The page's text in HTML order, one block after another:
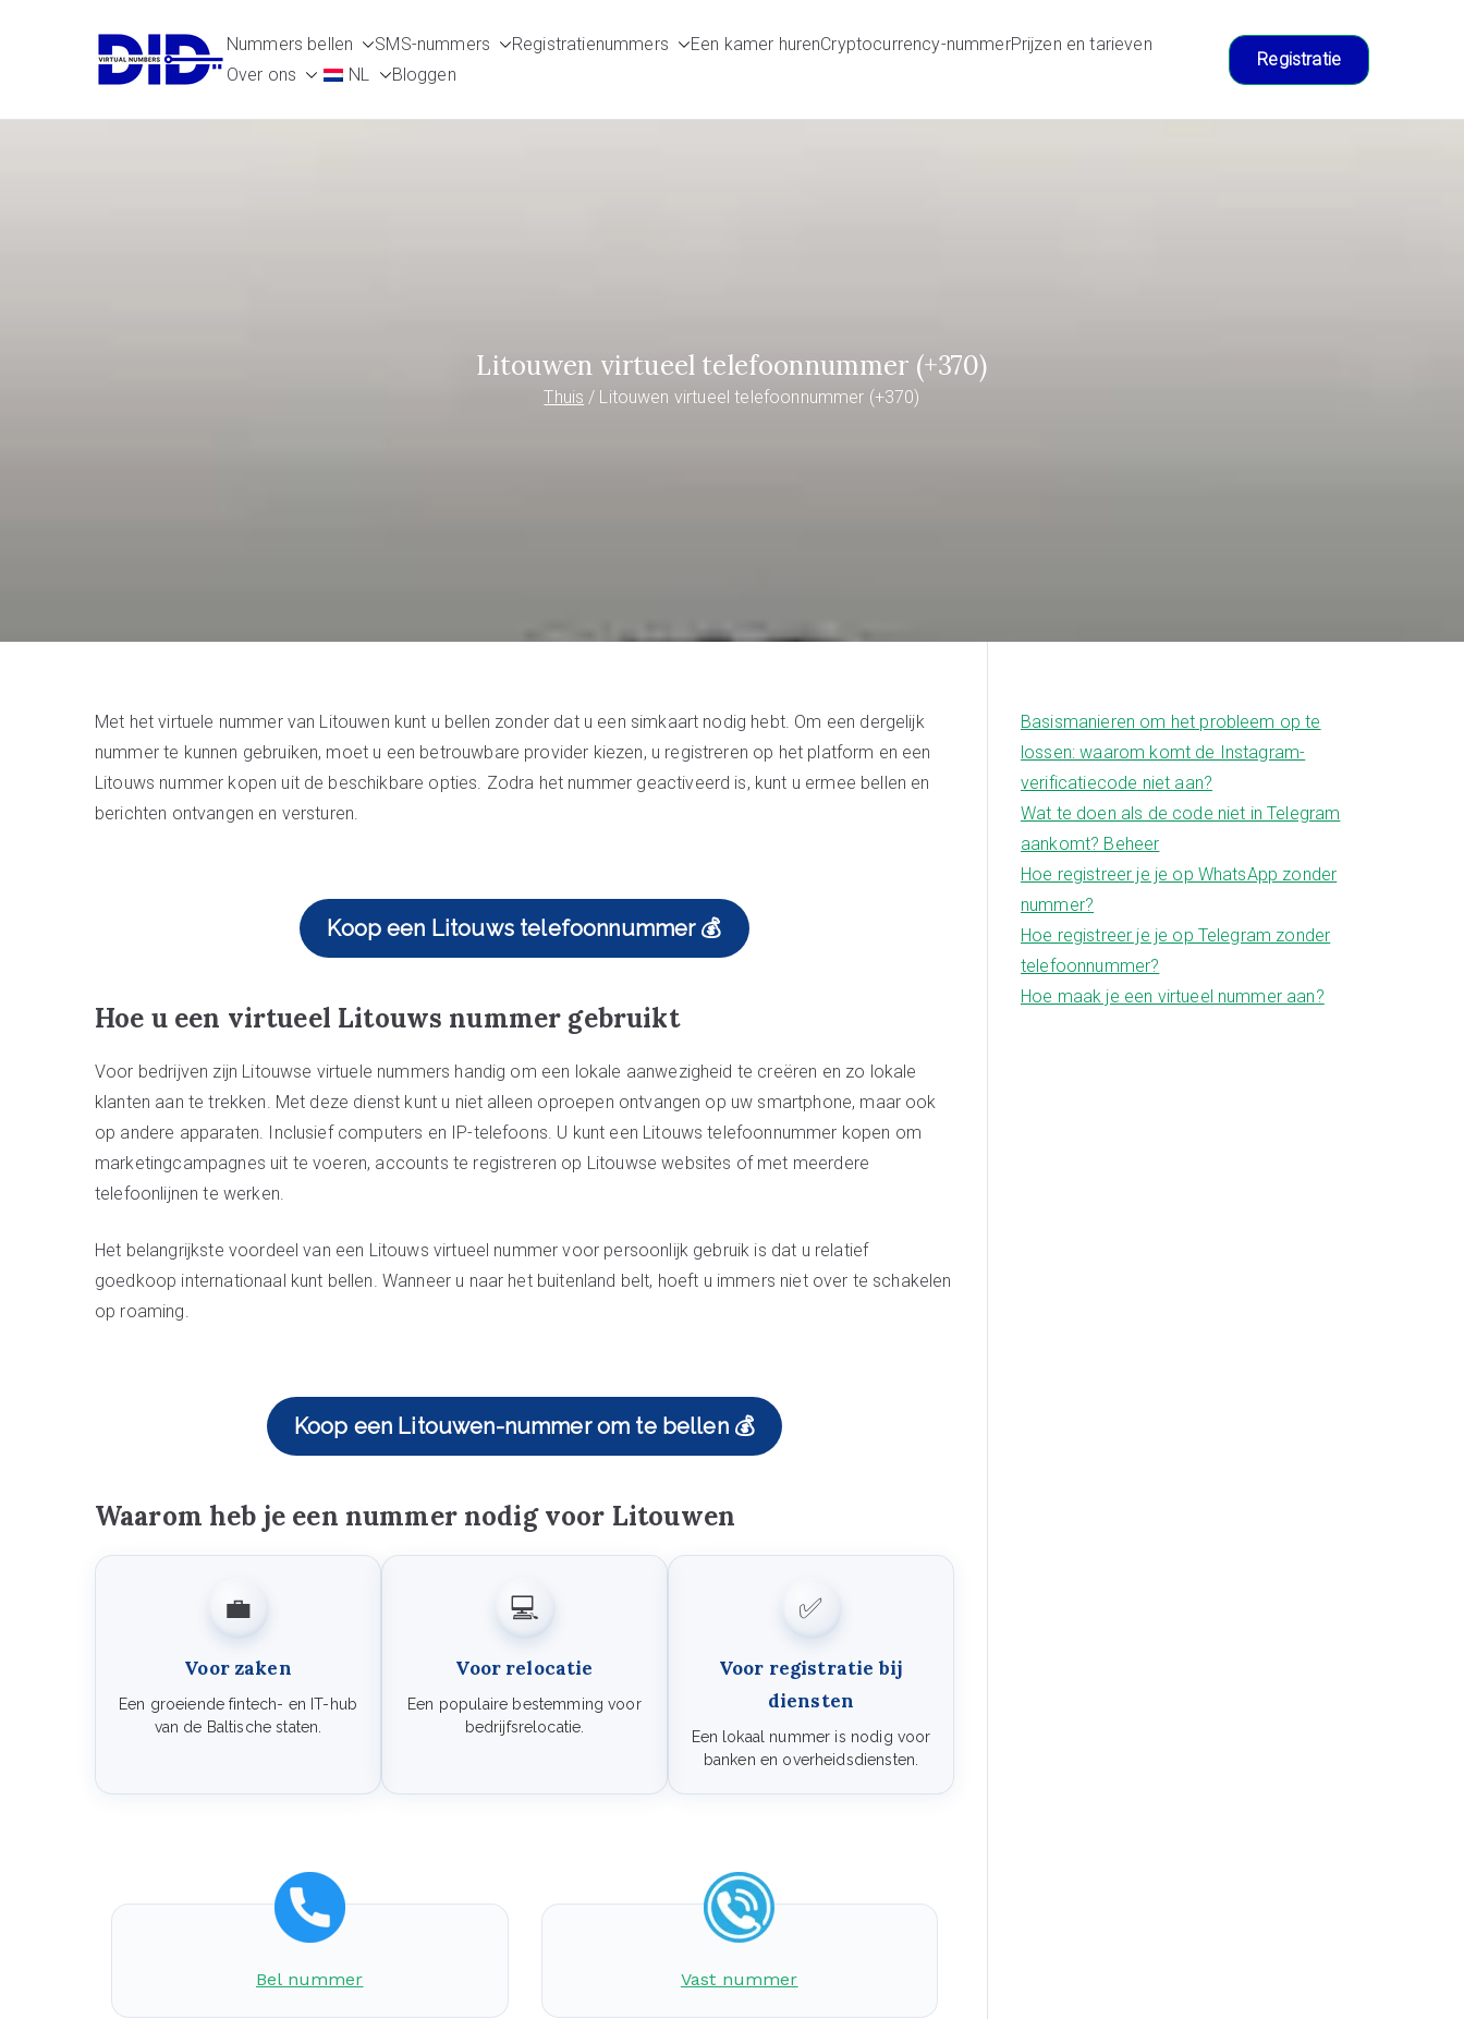
DIDVirtualNumbers.com
Virtuele telefoonnummers
Nummers bellen SMS-nummers Registratienummers Een kamer hurenCryptocurrency-nummerPrijzen en tarieven
Over ons
NL Bloggen
Registratie
Litouwen virtueel telefoonnummer (+370)
Thuis Litouwen virtueel telefoonnummer (+370)
Met het virtuele nummer van Litouwen kunt u bellen zonder dat u een simkaart nodig hebt. Om een dergelijk
nummer te kunnen gebruiken, moet u een betrouwbare provider kiezen, u registreren op het platform en een
Litouws nummer kopen uit de beschikbare opties. Zodra het nummer geactiveerd is, kunt u ermee bellen en
berichten ontvangen en versturen.
Koop een Litouws telefoonnummer 💰
Hoe u een virtueel Litouws nummer gebruikt
Voor bedrijven zijn Litouwse virtuele nummers handig om een lokale aanwezigheid te creëren en zo lokale
klanten aan te trekken. Met deze dienst kunt u niet alleen oproepen ontvangen op uw smartphone, maar ook
op andere apparaten. Inclusief computers en IP-telefoons. U kunt een Litouws telefoonnummer kopen om
marketingcampagnes uit te voeren, accounts te registreren op Litouwse websites of met meerdere
telefoonlijnen te werken.
Het belangrijkste voordeel van een Litouws virtueel nummer voor persoonlijk gebruik is dat u relatief
goedkoop internationaal kunt bellen. Wanneer u naar het buitenland belt, hoeft u immers niet over te schakelen
op roaming.
Koop een Litouwen-nummer om te bellen 💰
Waarom heb je een nummer nodig voor Litouwen
💼
Voor zaken
Een groeiende fintech- en IT-hub
van de Baltische staten.
💻
Voor relocatie
Een populaire bestemming voor
bedrijfsrelocatie.
✅
Voor registratie bij
diensten
Een lokaal nummer is nodig voor
banken en overheidsdiensten.
Bel nummer Vast nummer
Basismanieren om het probleem op te
lossen: waarom komt de Instagram-
verificatiecode niet aan?
Wat te doen als de code niet in Telegram
aankomt? Beheer
Hoe registreer je je op WhatsApp zonder
nummer?
Hoe registreer je je op Telegram zonder
telefoonnummer?
Hoe maak je een virtueel nummer aan?